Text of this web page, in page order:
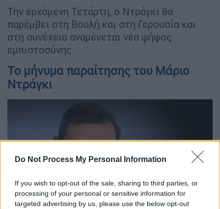
Do Not Process My Personal Information
If you wish to opt-out of the sale, sharing to third parties, or
processing of your personal or sensitive information for
targeted advertising by us, please use the below opt-out
Την ερχόμενη Τετάρτη, ο Ντράγκι θα
παρέμβει στη Βουλή και στη Γερουσία και
στη συνέχεια αναμένεται νέα ψήφος
εμπιστοσύνης.
Το μήνυμα παραίτησης του Μάριο
Ντράγκι
video